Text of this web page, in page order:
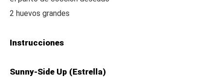
2 huevos grandes
Instrucciones
Sunny-Side Up (Estrella)